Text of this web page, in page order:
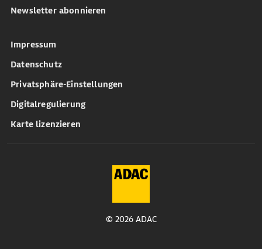
Newsletter abonnieren
Impressum
Datenschutz
Privatsphäre-Einstellungen
Digitalregulierung
Karte lizenzieren
© 2026 ADAC